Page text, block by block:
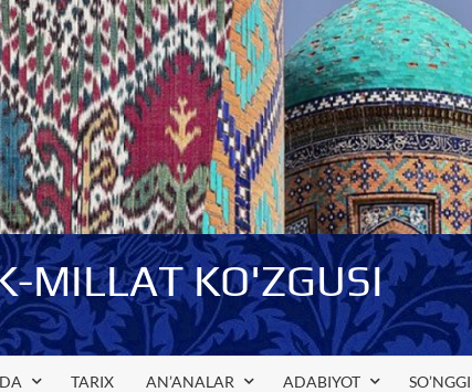
MILLAT KO'ZGUSI
TARIX AN’ANALAR ADABIYOT